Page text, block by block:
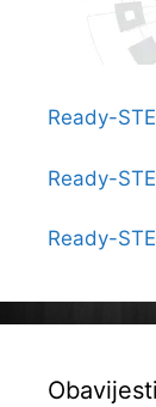
Ready-
Ready-
Ready-
Obavijesti